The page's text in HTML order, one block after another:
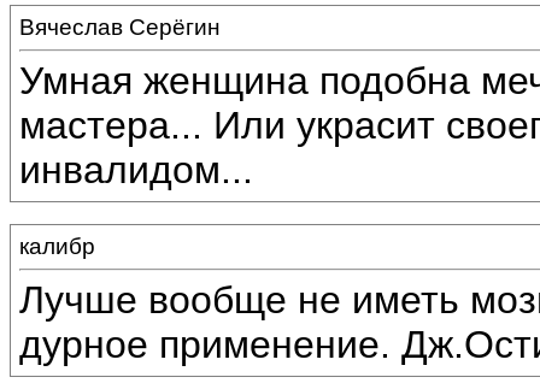
Вячеслав Серёгин
Умная женщина подобна
мастера... Или украсит
инвалидом...
калибр
Лучше вообще не иметь
дурное применение.